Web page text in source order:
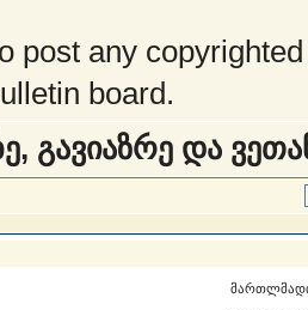
post any
board.
გავიაზრე და